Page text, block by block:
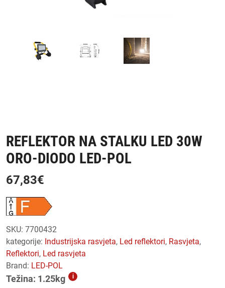
REFLEKTOR NA STALKU LED 30W
ORO-DIODO LED-POL
67,83€
SKU: 7700432
kategorije: industrijska rasvjeta, led reflektori, rasvjeta,
reflektori,
led rasvjeta
Brand: LED-POL
Težina: 1.25kg i